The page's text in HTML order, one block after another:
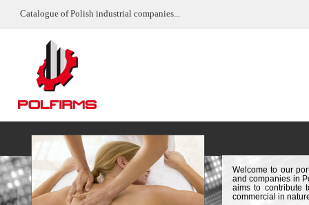
Catalogue of Polish industrial companies...
Welcome to our
and companies in
aims to contribute
commercial in